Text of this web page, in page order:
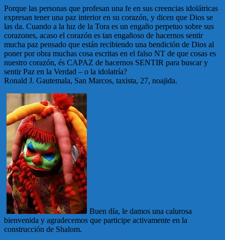
Porque las personas que profesan una fe en sus creencias idolátricas
expresan tener una paz interior en su corazón, y dicen que Dios se
las da. Cuando a la luz de la Tora es un engaño perpetuo sobre sus
corazones, acaso el corazón es tan engañoso de hacernos sentir
mucha paz pensado que están recibiendo una bendición de Dios al
poner por obra muchas cosa escritas en el falso NT de que cosas es
nuestro corazón, és CAPAZ de hacernos SENTIR para buscar y
sentir Paz en la Verdad – o la idolatría?
Ronald J. Gautemala, San Marcos, taxista, 27, noajida.
Buen día, le damos una calurosa
bienvenida y agradecemos que participe activamente en la
construcción de Shalom.